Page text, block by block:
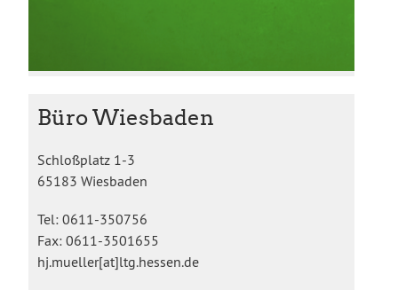
Büro Wiesbaden
Schloßplatz 1-3
65183 Wiesbaden
Tel: 0611-350756
Fax: 0611-3501655
hj.mueller[at]ltg.hessen.de